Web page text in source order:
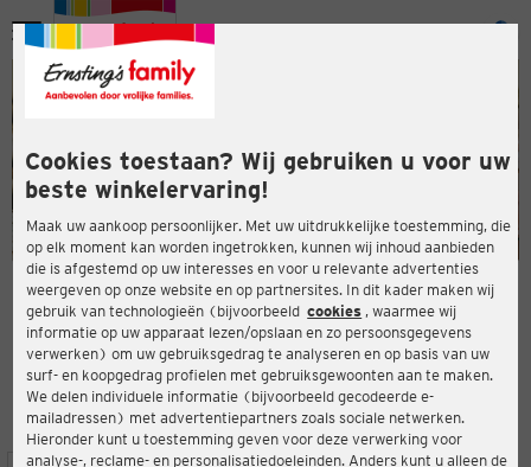
Cookies toestaan? Wij gebruiken u voor uw
beste winkelervaring!
Maak uw aankoop persoonlijker. Met uw uitdrukkelijke toestemming, die
op elk moment kan worden ingetrokken, kunnen wij inhoud aanbieden
die is afgestemd op uw interesses en voor u relevante advertenties
weergeven op onze website en op partnersites. In dit kader maken wij
gebruik van technologieën (bijvoorbeeld cookies , waarmee wij
informatie op uw apparaat lezen/opslaan en zo persoonsgegevens
verwerken) om uw gebruiksgedrag te analyseren en op basis van uw
surf- en koopgedrag profielen met gebruiksgewoonten aan te maken.
We delen individuele informatie (bijvoorbeeld gecodeerde e-
mailadressen) met advertentiepartners zoals sociale netwerken.
Hieronder kunt u toestemming geven voor deze verwerking voor
analyse-, reclame- en personalisatiedoeleinden. Anders kunt u alleen de
Menu
ERNSTING'S FAMILY-WINKEL
Wolfgang-Brumme-Allee 27
71034 Böblingen
4,1
Beoordeling: